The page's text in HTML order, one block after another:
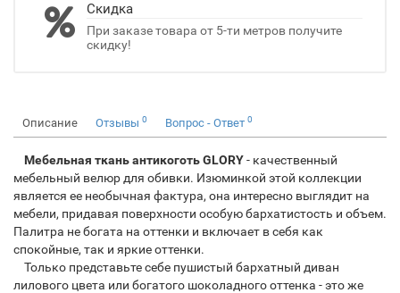
Скидка
При заказе товара от 5-ти метров получите
скидку!
Описание Отзывы 0 Вопрос - Ответ 0
Мебельная ткань антикоготь GLORY- качественный
мебельный велюр для обивки. Изюминкой этой коллекции
является ее необычная фактура, она интересно выглядит на
мебели, придавая поверхности особую бархатистость и объем.
Палитра не богата на оттенки и включает в себя как
спокойные, так и яркие оттенки.
Только представьте себе пушистый бархатный диван
лилового цвета или богатого шоколадного оттенка - это же